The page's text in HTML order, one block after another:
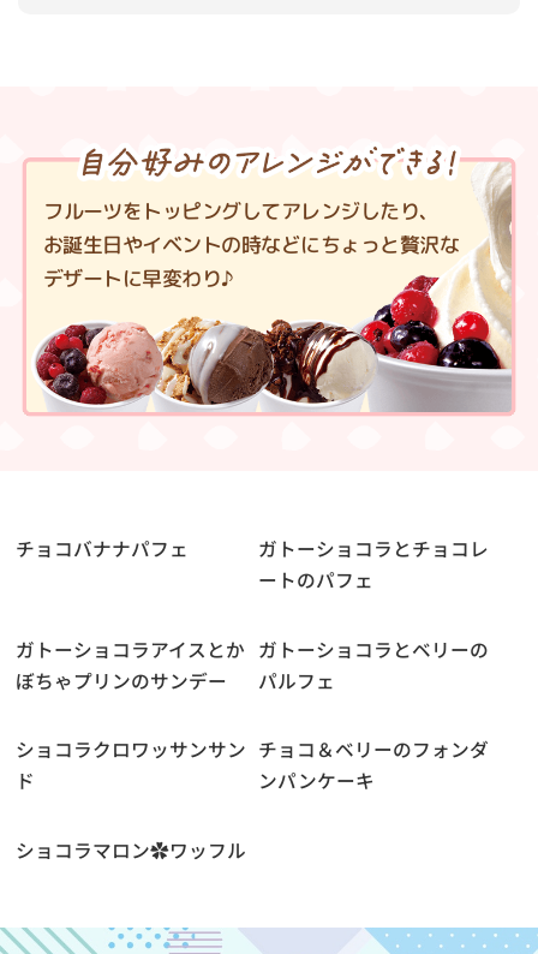
フルーツをトッピングしてアレンジしたり、
お誕生日やイベントの時などにちょっと贅沢な
デザートに早変わり♪
チョコバナナパフェ ガトーショコラとチョコレ
ートのパフェ
ガトーショコラアイスとか
ぼちゃプリンのサンデー
ガトーショコラとベリーの
パルフェ
ショコラクロワッサンサン
ド
チョコ＆ベリーのフォンダ
ンパンケーキ
ショコラマロン✿ワッフル